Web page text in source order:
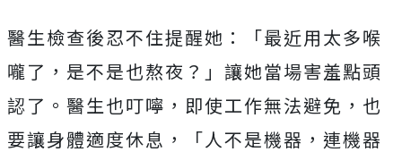
醫生檢查後忍不住提醒她：「最近用太多喉
嚨了，是不是也熬夜？」 讓她當場害羞點頭
認了。醫生也叮嚀，即使工作無法避免， 也
要讓身體適度休息，「人不是機器，連機器